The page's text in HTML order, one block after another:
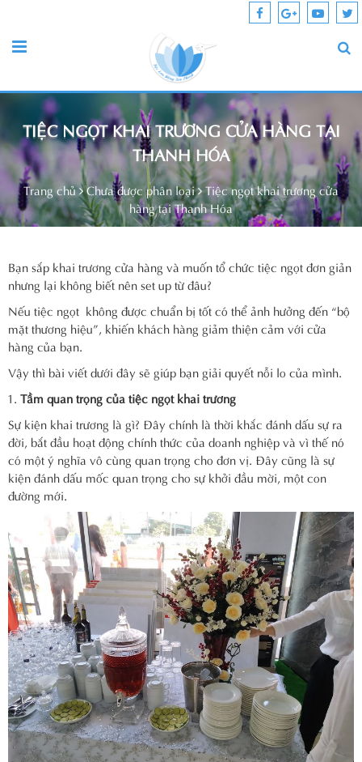
TIỆC NGỌT KHAI TRƯƠNG CỬA HÀNG TẠI
THANH HÓA
Trang chủ Chưa được phân loại Tiệc ngọt khai trương cửa
hàng tại Thanh Hóa
Bạn sắp khai trương cửa hàng và muốn tổ chức tiệc ngọt đơn giản
nhưng lại không biết nên set up từ đâu?
Nếu tiệc ngọt không được chuẩn bị tốt có thể ảnh hưởng đến “bộ
mặt thương hiệu”, khiến khách hàng giảm thiện cảm với cửa
hàng của bạn.
Vậy thì bài viết dưới đây sẽ giúp bạn giải quyết nỗi lo của mình.
Tầm quan trọng của tiệc ngọt khai trương
Sự kiện khai trương là gì? Đây chính là thời khắc đánh dấu sự ra
đời, bắt đầu hoạt động chính thức của doanh nghiệp và vì thế nó
có một ý nghĩa vô cùng quan trọng cho đơn vị. Đây cũng là sự
kiện đánh dấu mốc quan trọng cho sự khởi đầu mời, một con
đường mới.